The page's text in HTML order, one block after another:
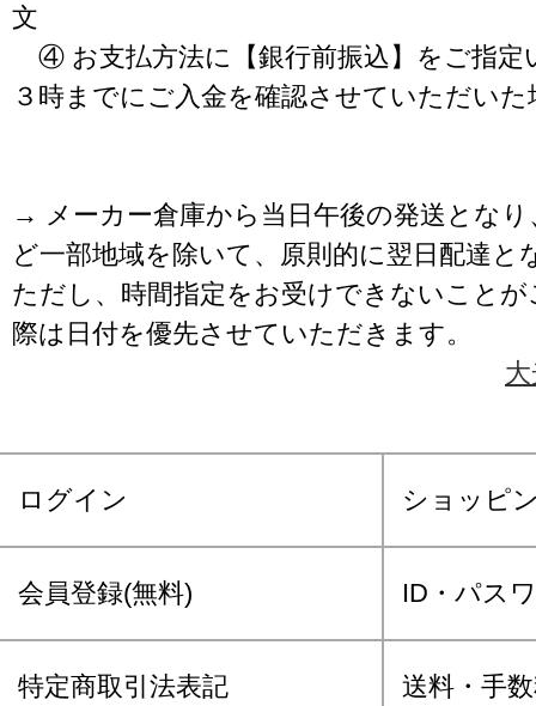
文
④ お支払方法に【銀行前振込】をご指定
３時までにご入金を確認させていただいた
→ メーカー倉庫から当日午後の発送となり
ど一部地域を除いて、原則的に翌日配達と
ただし、時間指定をお受けできないこと
際は日付を優先させていただきます。
ログイン ショッピ
会員登録(無料) ID・パス
特定商取引法表記 送料・手